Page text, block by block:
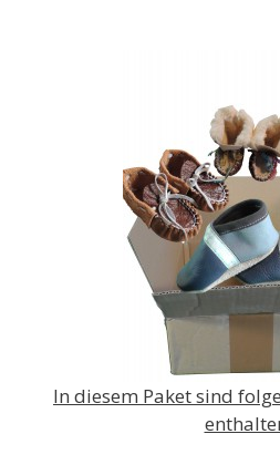
In diesem Paket sind